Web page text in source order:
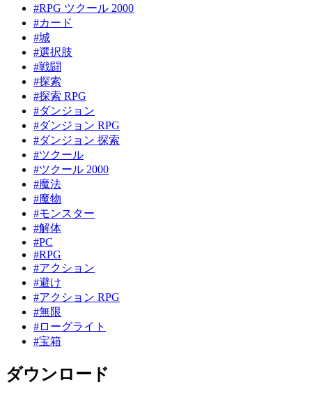
#RPG ツクール 2000
#カード
#城
#選択肢
#戦闘
#探索
#探索 RPG
#ダンジョン
#ダンジョン RPG
#ダンジョン 探索
#ツクール
#ツクール 2000
#魔法
#魔物
#モンスター
#解体
#PC
#RPG
#アクション
#避け
#アクション RPG
#無限
#ローグライト
#宝箱
ダウンロード